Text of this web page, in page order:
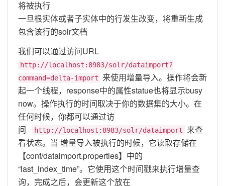
将被执行
一旦根实体或者子实体中的行发生改变，将重新生成
包含该行的solr文档
我们可以通过访问URL
http://localhost:8983/solr/dataimport?
command=delta-import
来使用增量导入。操作将会新
起一个线程，response中的属性statue也将显示busy
now。操作执行的时间取决于你的数据集的大小。在
任何时候，你都可以通过访
问
http://localhost:8983/solr/dataimport
来查
看状态。当 增量导入被执行的时候，它读取存储在
【conf/dataimport.properties】中的
“last_index_time”。它使用这个时间戳来执行增量查
询，完成之后，会更新这个放在